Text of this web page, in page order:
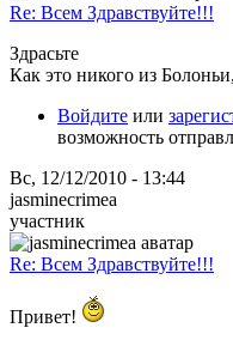
Re: Всем Здравствуйте!!!
Здрасьте
Как это никого из
Войдите или
возможность
Вс, 12/12/2010 - 13:44
jasminecrimea
участник
Re: Всем Здравствуйте!!!
Привет!